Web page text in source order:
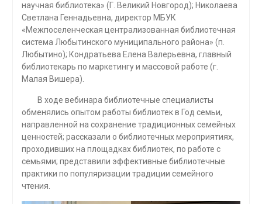
научная библиотека» (Г. Великий Новгород); Николаева
Светлана Геннадьевна, директор МБУК
«Межпоселенческая централизованная библиотечная
система Любытинского муниципального района» (п.
Любытино); Кондратьева Елена Валерьевна, главный
библиотекарь по маркетингу и массовой работе (г.
Малая Вишера).
В ходе вебинара библиотечные специалисты
обменялись опытом работы библиотек в Год семьи,
направленной на сохранение традиционных семейных
ценностей; рассказали о библиотечных мероприятиях,
проходивших на площадках библиотек, по работе с
семьями; представили эффективные библиотечные
практики по популяризации традиции семейного
чтения.